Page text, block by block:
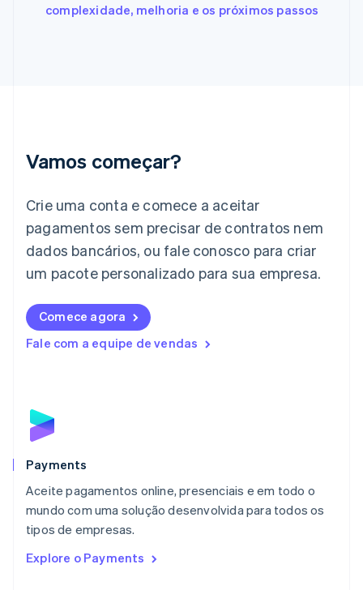
complexidade, melhoria e os próximos passos
Vamos começar?
Crie uma conta e comece a aceitar
pagamentos sem precisar de contratos nem
dados bancários, ou fale conosco para criar
um pacote personalizado para sua empresa.
Comece agora
Fale com a equipe de vendas
Payments
Aceite pagamentos online, presenciais e em todo o
mundo com uma solução desenvolvida para todos os
tipos de empresas.
Explore o Payments
Gibraltar
English
Italiano English
日本語English
Letônia
Liechtenstein
Lituânia
English
Luxemburgo
Malta
English
EspañolEnglish
English
Nova Zelândia
English
NederlandsEnglish